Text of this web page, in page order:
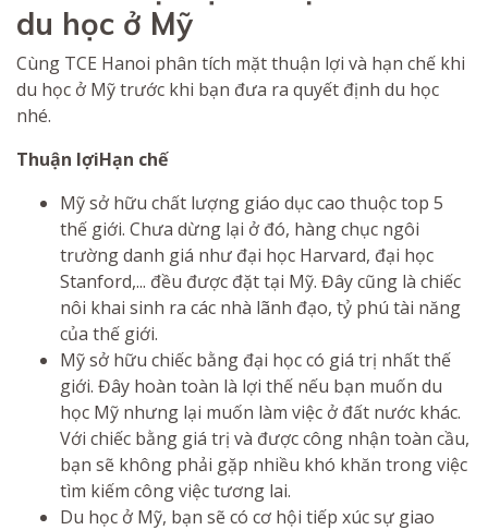
du học ở Mỹ
Cùng TCE Hanoi phân tích mặt thuận lợi và hạn chế khi
du học ở Mỹ trước khi bạn đưa ra quyết định du học
nhé.
Thuận lợiHạn chế
Mỹ sở hữu chất lượng giáo dục cao thuộc top 5
thế giới. Chưa dừng lại ở đó, hàng chục ngôi
trường danh giá như đại học Harvard, đại học
Stanford,... đều được đặt tại Mỹ. Đây cũng là chiếc
nôi khai sinh ra các nhà lãnh đạo, tỷ phú tài năng
của thế giới.
Mỹ sở hữu chiếc bằng đại học có giá trị nhất thế
giới. Đây hoàn toàn là lợi thế nếu bạn muốn du
học Mỹ nhưng lại muốn làm việc ở đất nước khác.
Với chiếc bằng giá trị và được công nhận toàn cầu,
bạn sẽ không phải gặp nhiều khó khăn trong việc
tìm kiếm công việc tương lai.
Du học ở Mỹ, bạn sẽ có cơ hội tiếp xúc sự giao